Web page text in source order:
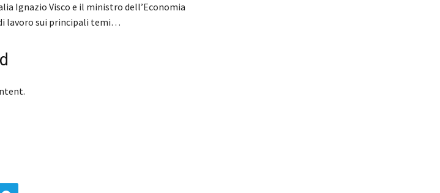
Ignazio Visco e il ministro dell’Economia
lavoro sui principali temi…